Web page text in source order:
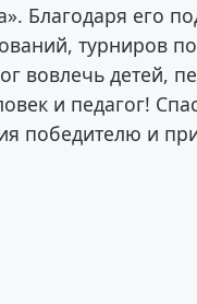
Благодаря его
турниров
вовлечь детей,
и педагог!
победителю и